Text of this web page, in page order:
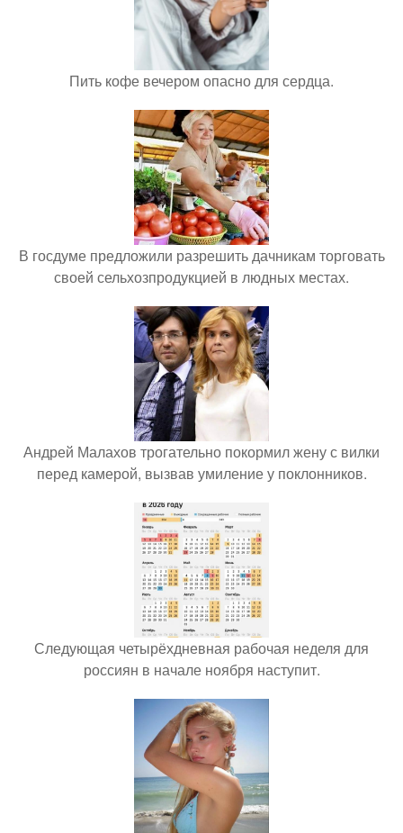
Пить кофе вечером опасно для сердца.
В госдуме предложили разрешить дачникам торговать
своей сельхозпродукцией в людных местах.
Андрей Малахов трогательно покормил жену с вилки
перед камерой, вызвав умиление у поклонников.
Следующая четырёхдневная рабочая неделя для
россиян в начале ноября наступит.